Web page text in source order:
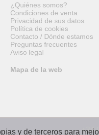
¿Quiénes somos?
Condiciones de venta
Privacidad de sus datos
Política de cookies
Contacto / Dónde estamos
Preguntas frecuentes
Aviso legal
Mapa de la web
+34
y de terceros para